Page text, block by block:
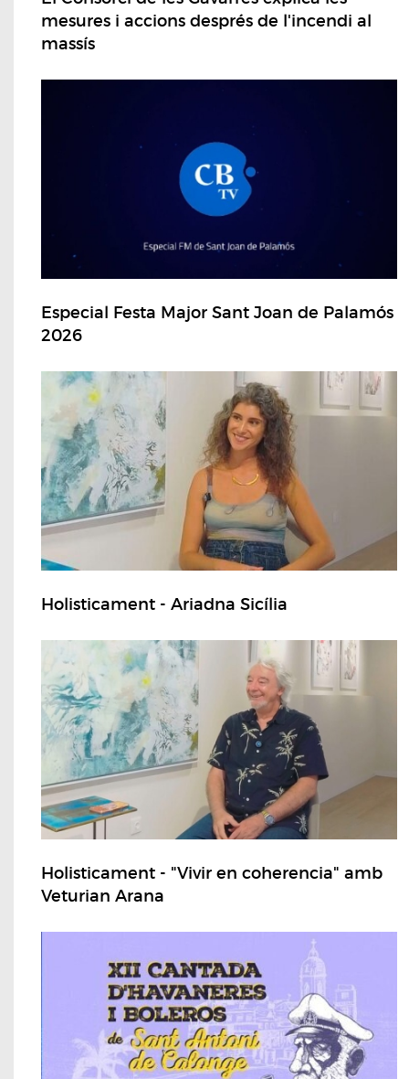
mesures i accions després de l'incendi al
massís
Especial Festa Major Sant Joan de Palamós
2026
Holisticament - Ariadna Sicília
Holisticament - "Vivir en coherencia" amb
Veturian Arana